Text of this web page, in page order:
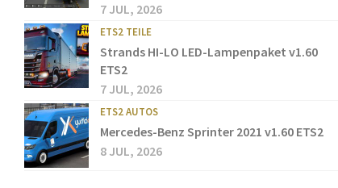
7 JUL, 2026
ETS2 TEILE
Strands HI-LO LED-Lampenpaket v1.60
ETS2
7 JUL, 2026
ETS2 AUTOS
Mercedes-Benz Sprinter 2021 v1.60 ETS2
8 JUL, 2026